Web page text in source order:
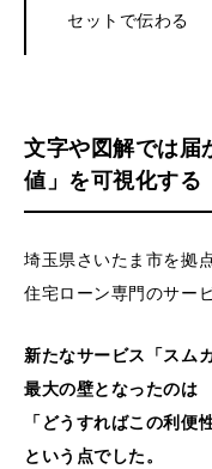
セットで伝わる
文字や図解では届
値」を可視化する
埼玉県さいたま市を拠点
住宅ローン専門のサー
新たなサービス「スム
最大の壁となったのは
「どうすればこの利便
という点でした。